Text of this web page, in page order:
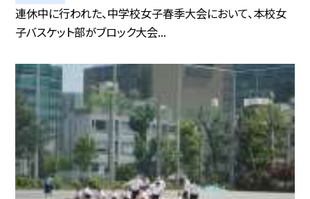
連休中に行われた、中学校女子春季大会において、本校女
子バスケット部がブロック大会...